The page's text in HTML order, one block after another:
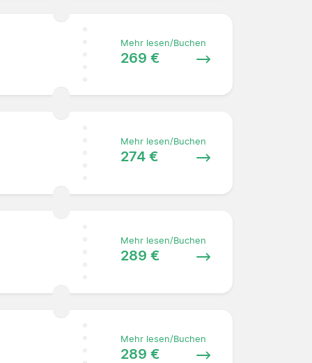
Mehr lesen/Buchen
269 €
Mehr lesen/Buchen
274 €
Mehr lesen/Buchen
289 €
Mehr lesen/Buchen
289 €